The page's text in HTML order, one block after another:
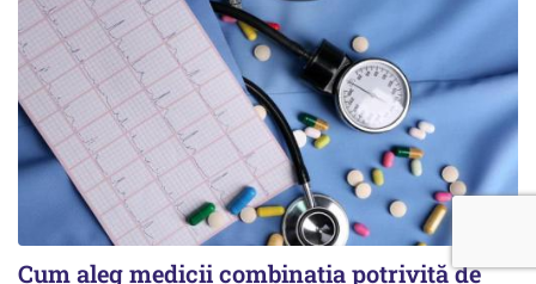
Cum aleg medicii combinația potrivită de